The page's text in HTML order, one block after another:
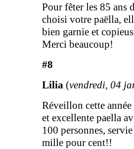
Pour fêter les 85 ans
choisi votre paëlla,
bien garnie et
Merci beaucoup!
#8
Lilia (vendredi, 04
Réveillon cette
et excellente paella
100 personnes,
mille pour cent!!